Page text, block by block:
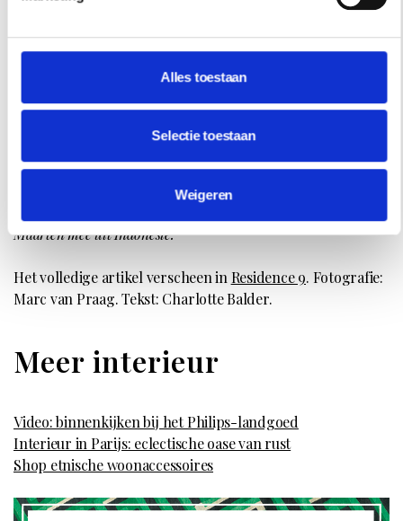
Alles toestaan
Selectie toestaan
Weigeren
Links: Het houten kastje is van de oma van Maarten geweest.
Aan de muur een kunstwerkje van Anna+Nina dat Nicole voor
Rechts: boven de custom made bank in de living op de eerste
verdieping een foto van Marc Lagrange. Het tafeltje op
Maarten mee uit Indonesië.
Het volledige artikel verscheen in Residence 9. Fotografie:
Marc van Praag. Tekst: Charlotte Balder.
Meer interieur
Video: binnenkijken bij het Philips-landgoed
Interieur in Parijs: eclectische oase van rust
Shop etnische woonaccessoires